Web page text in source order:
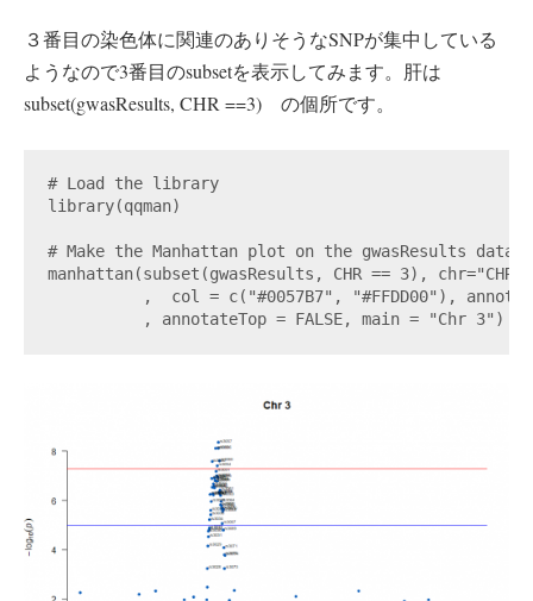
３番目の染色体に関連のありそうなSNPが集中している
ようなので3番目のsubsetを表示してみます。肝は
subset(gwasResults, CHR ==3) の個所です。
# Load the library
library(qqman)
# Make the Manhattan plot on the gwasResults
manhattan(subset(gwasResults, CHR == 3),
,  col = c("#0057B7", "#FFDD00"),